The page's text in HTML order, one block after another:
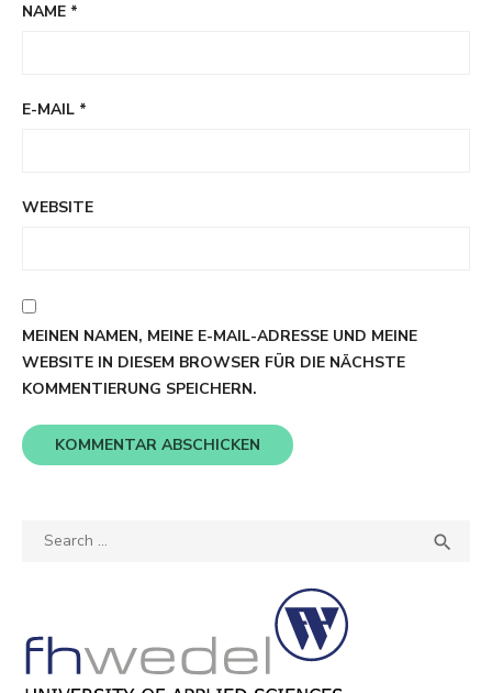
NAME *
E-MAIL *
WEBSITE
MEINEN NAMEN, MEINE E-MAIL-ADRESSE UND MEINE
WEBSITE IN DIESEM BROWSER FÜR DIE NÄCHSTE
KOMMENTIERUNG SPEICHERN.
Search
